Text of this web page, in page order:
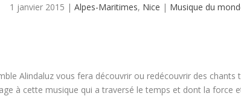
1 janvier 2015 | Alpes-Maritimes, Nice | Musique du
Alindaluz vous fera découvrir ou redécouvrir des
à cette musique qui a traversé le temps et dont la force